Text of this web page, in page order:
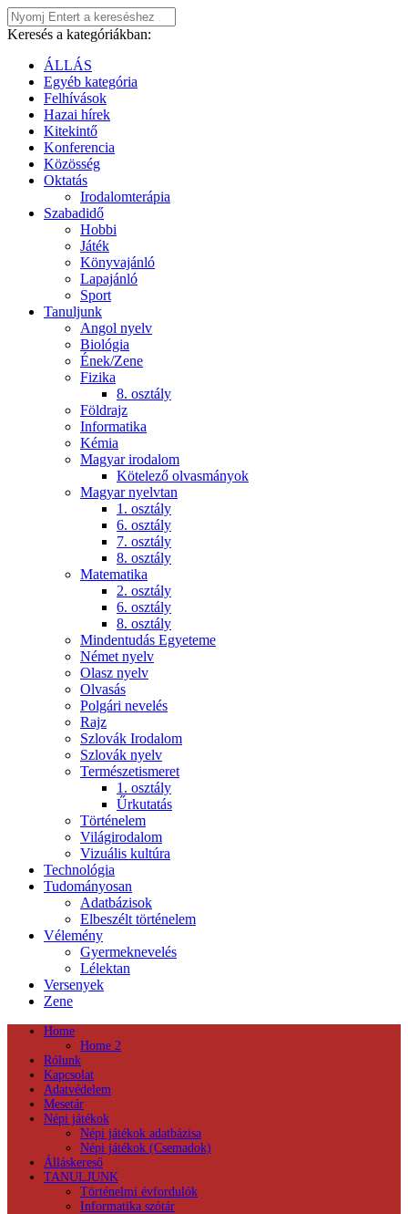
Keresés a kategóriákban:
ÁLLÁS
Egyéb kategória
Felhívások
Hazai hírek
Kitekintő
Konferencia
Közösség
Oktatás
Irodalomterápia
Szabadidő
Hobbi
Játék
Könyvajánló
Lapajánló
Sport
Tanuljunk
Angol nyelv
Biológia
Ének/Zene
Fizika
8. osztály
Földrajz
Informatika
Kémia
Magyar irodalom
Kötelező olvasmányok
Magyar nyelvtan
1. osztály
6. osztály
7. osztály
8. osztály
Matematika
2. osztály
6. osztály
8. osztály
Mindentudás Egyeteme
Német nyelv
Olasz nyelv
Olvasás
Polgári nevelés
Rajz
Szlovák Irodalom
Szlovák nyelv
Természetismeret
1. osztály
Űrkutatás
Történelem
Világirodalom
Vizuális kultúra
Technológia
Tudományosan
Adatbázisok
Elbeszélt történelem
Vélemény
Gyermeknevelés
Lélektan
Versenyek
Zene
Home
Home 2
Rólunk
Kapcsolat
Adatvédelem
Mesetár
Népi játékok
Népi játékok adatbázisa
Népi játékok (Csemadok)
Álláskereső
TANULJUNK
Történelmi évfordulók
Informatika szótár